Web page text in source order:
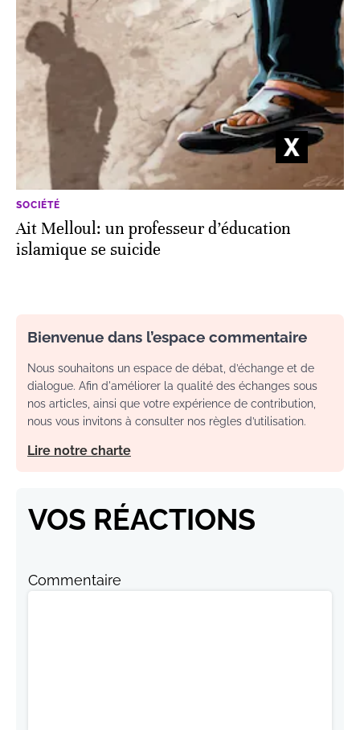
SOCIÉTÉ
Ait Melloul: un professeur d’éducation
islamique se suicide
Bienvenue dans l’espace commentaire
Nous souhaitons un espace de débat, d’échange et de
dialogue. Afin d'améliorer la qualité des échanges sous
nos articles, ainsi que votre expérience de contribution,
nous vous invitons à consulter nos règles d’utilisation.
Lire notre charte
VOS RÉACTIONS
Commentaire